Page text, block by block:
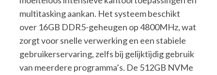
multitasking aankan. Het systeem beschikt
over 16GB DDR5-geheugen op 4800MHz, wat
zorgt voor snelle verwerking en een stabiele
gebruikerservaring, zelfs bij gelijktijdig gebruik
van meerdere programma’s. De 512GB NVMe